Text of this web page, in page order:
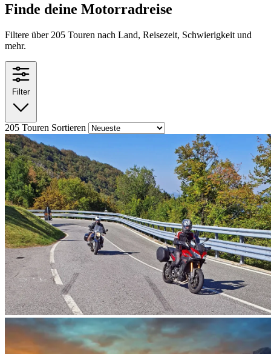
Finde deine Motorradreise
Filtere über 205 Touren nach Land, Reisezeit, Schwierigkeit und
mehr.
Filter
205 Touren Sortieren